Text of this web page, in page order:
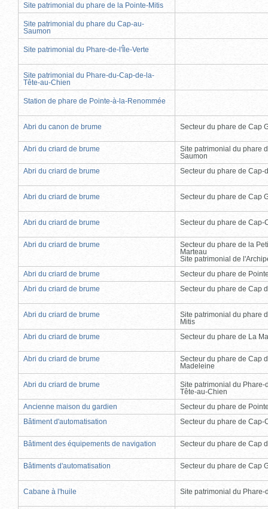
Site patrimonial du phare de la Pointe-Mitis
Site patrimonial du phare du Cap-au-
Saumon
Site patrimonial du Phare-de-l'Île-Verte
Site patrimonial du Phare-du-Cap-de-la-
Tête-au-Chien
Station de phare de Pointe-à-la-Renommée
Abri du canon de brume Secteur du phare de Cap
Abri du criard de brume
Site patrimonial du phare
Saumon
Abri du criard de brume
Secteur du phare de Cap-
Abri du criard de brume Secteur du phare de Cap
Abri du criard de brume Secteur du phare de Cap-
Abri du criard de brume
Secteur du phare de la
Marteau
Site patrimonial de
Abri du criard de brume
Secteur du phare de
Abri du criard de brume
Secteur du phare de Cap
Abri du criard de brume
Site patrimonial du phare
Mitis
Abri du criard de brume
Secteur du phare de La
Abri du criard de brume
Secteur du phare de Cap
Madeleine
Abri du criard de brume
Site patrimonial du Phare-
Tête-au-Chien
Ancienne maison du gardien
Secteur du phare de
Bâtiment d'automatisation
Secteur du phare de Cap-
Bâtiment des équipements de navigation Secteur du phare de Cap
Bâtiments d'automatisation Secteur du phare de Cap
Cabane à l'huile Site patrimonial du Phare-